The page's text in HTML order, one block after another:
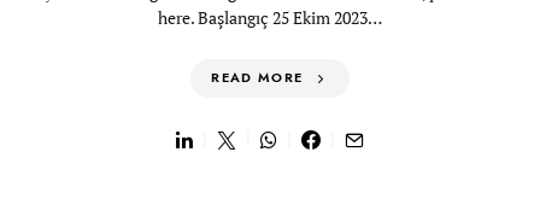
here. Başlangıç 25 Ekim 2023…
READ MORE